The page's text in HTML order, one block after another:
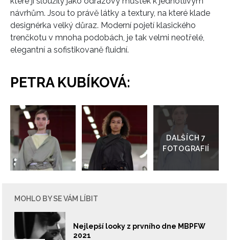
návrhům. Jsou to právě látky a textury, na které klade
designérka velký důraz. Moderní pojetí klasického
trenčkotu v mnoha podobách, je tak velmi neotřelé,
elegantní a sofistikovaně fluidní.
PETRA KUBÍKOVÁ:
do
galerie
MOHLO BY SE VÁM LÍBIT
Nejlepší looky z prvního dne MBPFW
2021